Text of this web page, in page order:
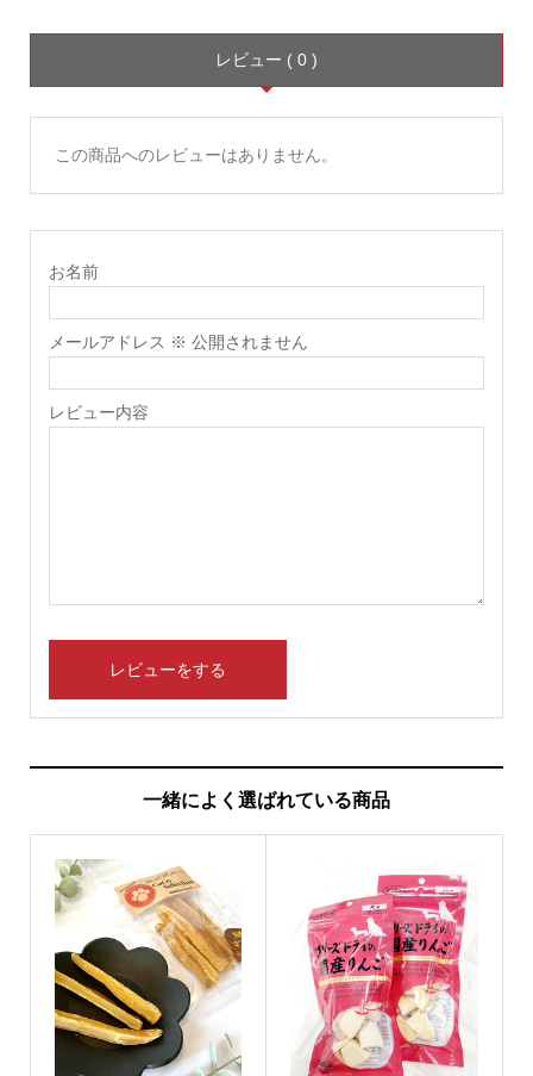
レビュー ( 0 )
この商品へのレビューはありません。
お名前
メールアドレス ※ 公開されません
レビュー内容
一緒によく選ばれている商品